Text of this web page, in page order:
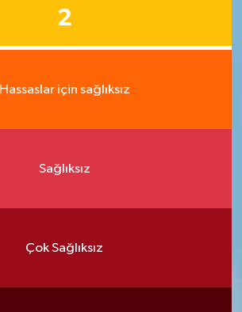
2
Hassaslar için sağlıksız
Sağlıksız
Çok Sağlıksız